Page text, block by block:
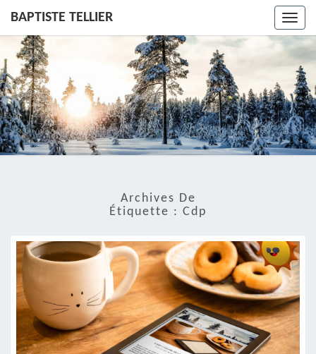
BAPTISTE TELLIER
Archives De
Étiquette : Cdp